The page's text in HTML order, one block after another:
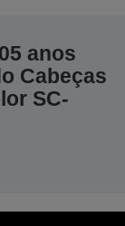
anos
Cabeças
SC-